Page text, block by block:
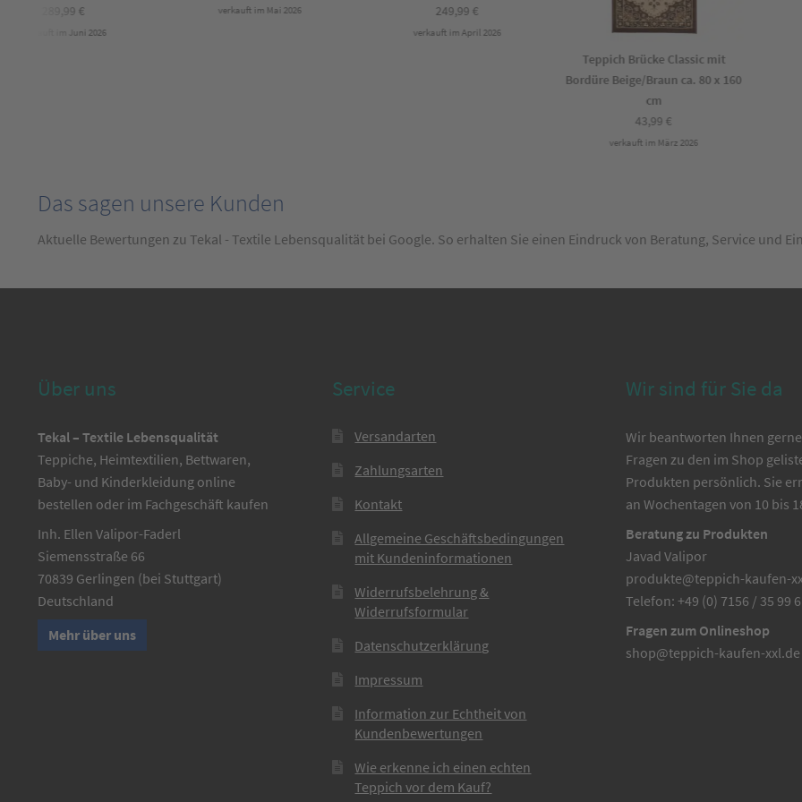
289,99 €
verkauft im Juni 2026
verkauft im Mai 2026
249,99€
verkauft im April 2026
Teppich Brücke Classic mit
Bordüre Beige/Braun ca. 80 x 160
cm
43,99€
verkauft im März 2026
Das sagen unsere Kunden
Aktuelle Bewertungen zu Tekal - Textile Lebensqualität bei Google. So erhalten Sie einen Eindruck von Beratung, Service und
Über uns
Tekal – Textile Lebensqualität
Teppiche, Heimtextilien, Bettwaren,
Baby- und Kinderkleidung online
bestellen oder im Fachgeschäft kaufen
Inh. Ellen Valipor-Faderl
Siemensstraße 66
70839 Gerlingen (bei Stuttgart)
Deutschland
Mehr über uns
Service
Versandarten
Zahlungsarten
Kontakt
Allgemeine Geschäftsbedingungen
mit Kundeninformationen
Widerrufsbelehrung &
Widerrufsformular
Datenschutzerklärung
Impressum
Information zur Echtheit von
Kundenbewertungen
Wie erkenne ich einen echten
Teppich vor dem Kauf?
Wir sind für Sie da
Wir beantworten Ihnen
Fragen zu den im Shop
Produkten persönlich. Sie
an Wochentagen von 10 bis
Beratung zu Produkten
Javad Valipor
produkte@teppich-kaufen-
Telefon: +49 (0) 7156 / 35 99
Fragen zum Onlineshop
shop@teppich-kaufen-xxl.de